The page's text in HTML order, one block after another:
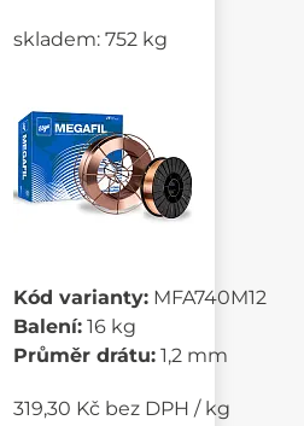
skladem: 752 kg
Kód varianty: MFA740M12
Balení: 16 kg
Průměr drátu: 1,2 mm
319,30 Kč bez DPH / kg